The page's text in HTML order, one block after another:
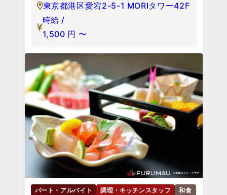
東京都港区愛宕2-5-1 MORIタワー42F
時給 /
1,500 円 〜
パート・アルバイト 調理・キッチンスタッフ 和食